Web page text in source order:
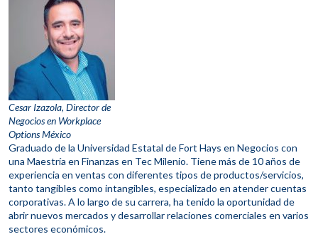
Cesar Izazola, Director de
Negocios en Workplace
Options México
Graduado de la Universidad Estatal de Fort Hays en Negocios con
una Maestría en Finanzas en Tec Milenio. Tiene más de 10 años de
experiencia en ventas con diferentes tipos de productos/servicios,
tanto tangibles como intangibles, especializado en atender cuentas
corporativas. A lo largo de su carrera, ha tenido la oportunidad de
abrir nuevos mercados y desarrollar relaciones comerciales en varios
sectores económicos.